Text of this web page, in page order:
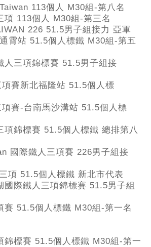
113個人 M30組-第八名
項 113個人 M30組-第三名
226 51.5男子組接力 亞軍
霄站 51.5個人標鐵 M30組-第五
人三項錦標賽 51.5男子組接
賽新北福隆站 51.5個人標
項賽-台南馬沙溝站 51.5個人標
項錦標賽 51.5個人標鐵 總排第八
國際鐵人三項賽 226男子組接
項 51.5個人標鐵 新北市代表
國際鐵人三項錦標賽 51.5男子組
賽 51.5個人標鐵 M30組-第一名
錦標賽 51.5個人標鐵 M30組-第一